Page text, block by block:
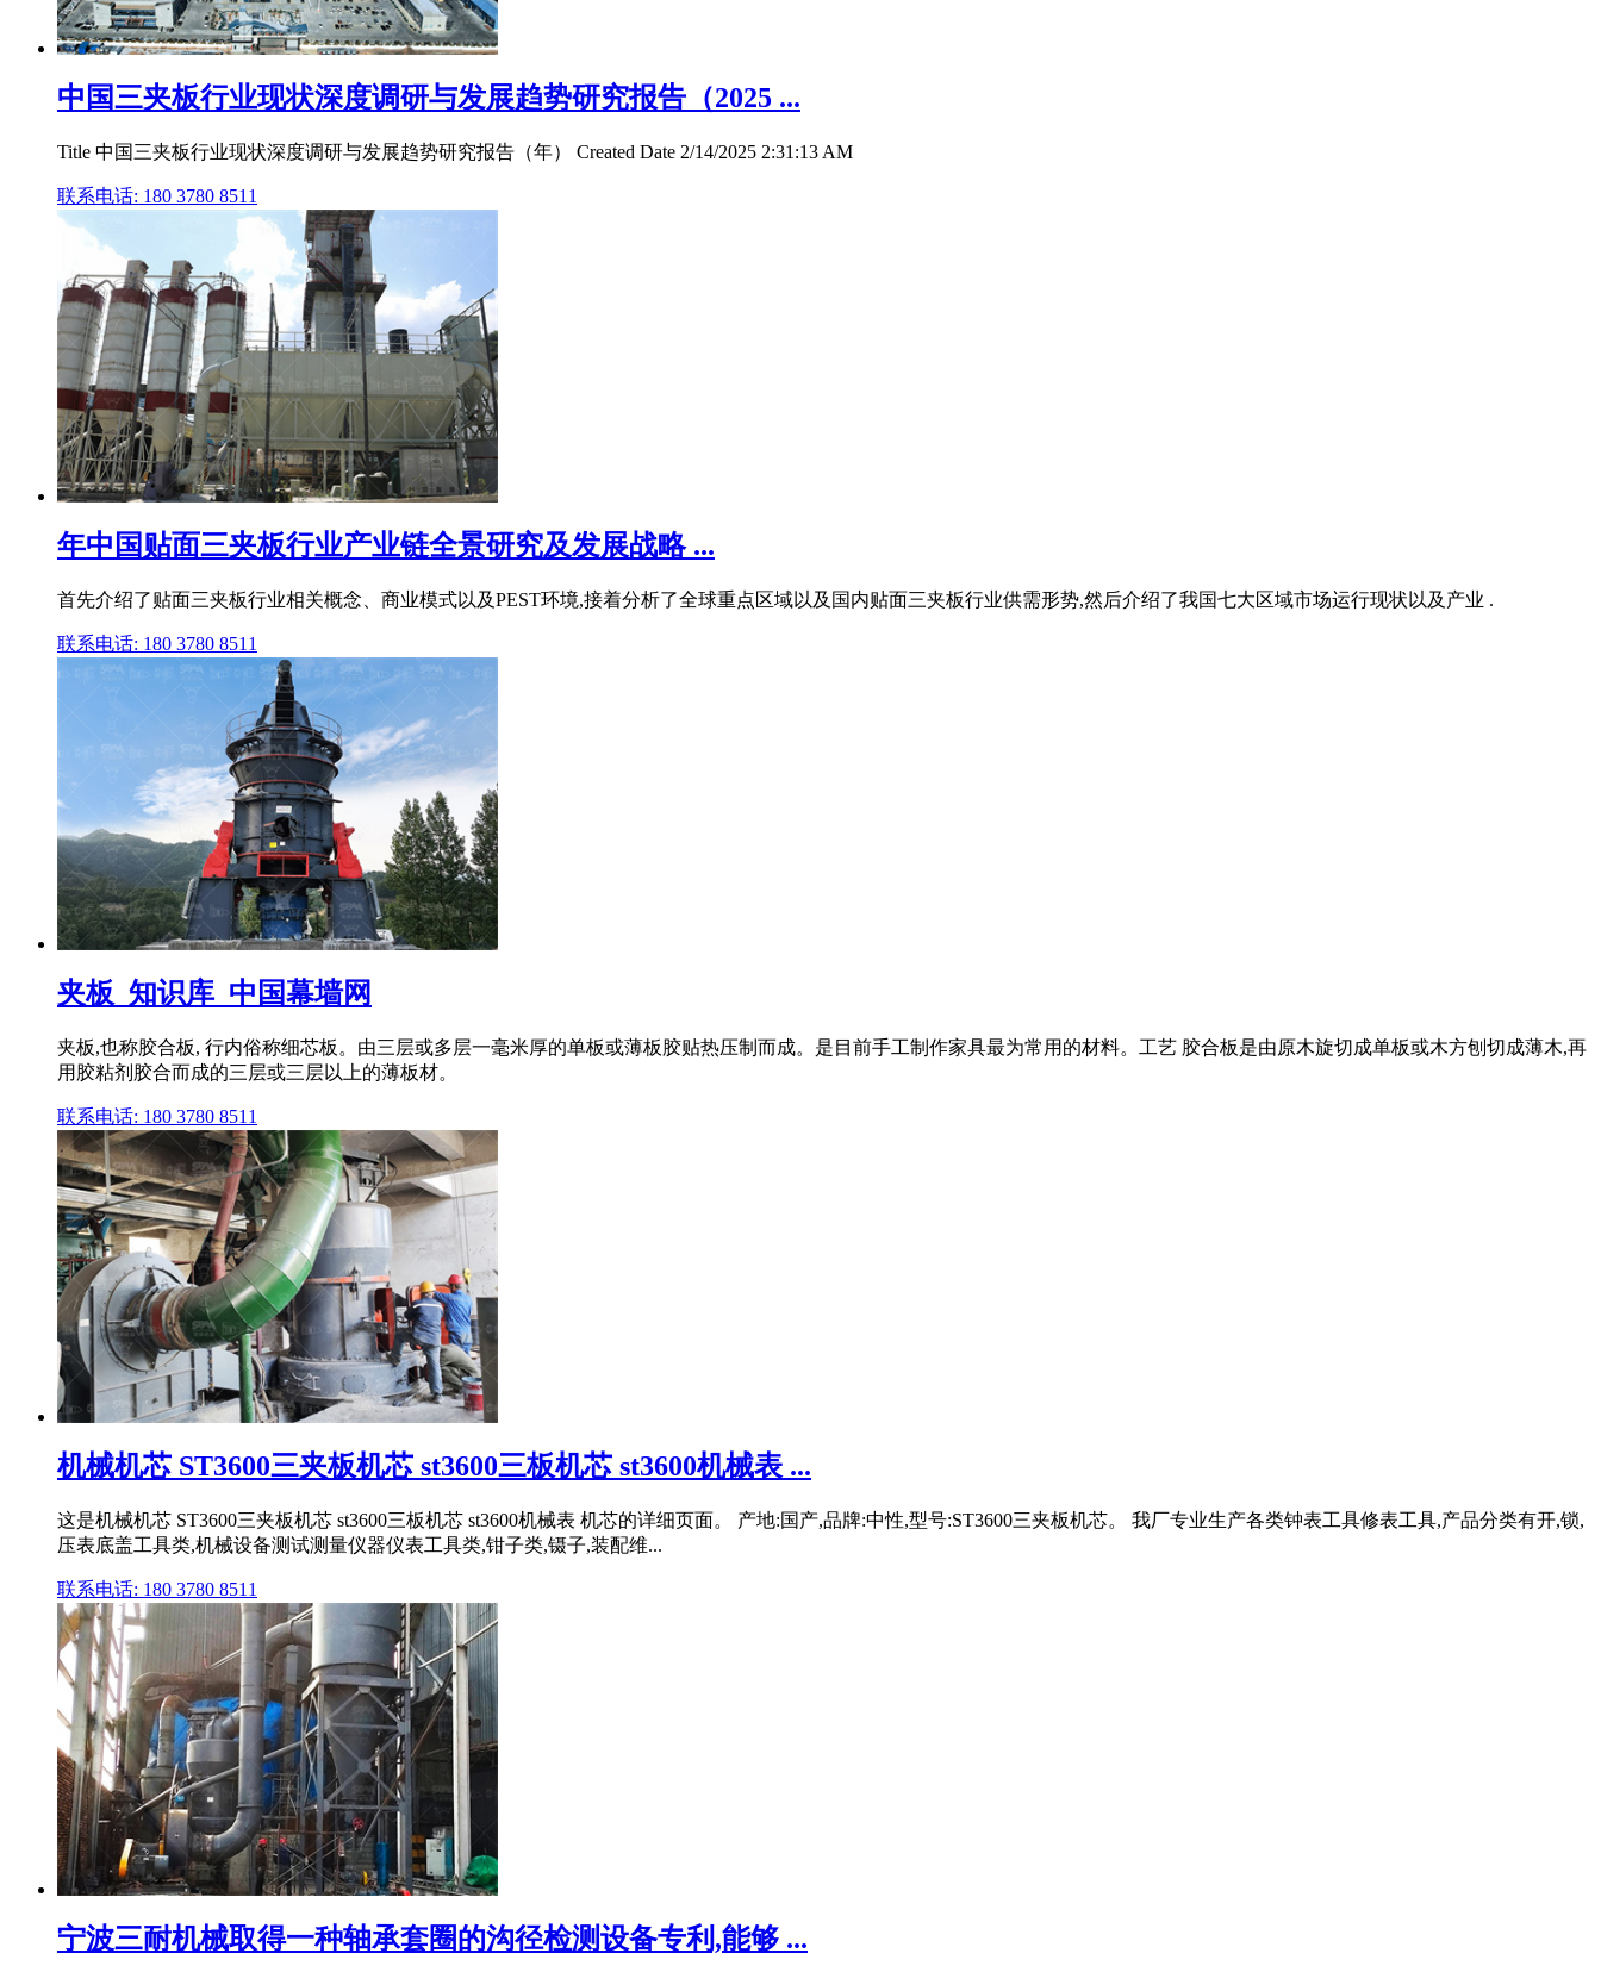
中国三夹板行业现状深度调研与发展趋势研究报告（2025 ...
Title 中国三夹板行业现状深度调研与发展趋势研究报告（年） Created Date 2/14/2025 2:31:13 AM
联系电话: 180 3780 8511
年中国贴面三夹板行业产业链全景研究及发展战略 ...
首先介绍了贴面三夹板行业相关概念、商业模式以及PEST环境,接着分析了全球重点区域以及国内贴面三夹板行业供需形势,然后介绍了我国七大区域市场运行现状以及产业 .
联系电话: 180 3780 8511
夹板_知识库_中国幕墙网
夹板,也称胶合板, 行内俗称细芯板。由三层或多层一毫米厚的单板或薄板胶贴热压制而成。是目前手工制作家具最为常用的材料。工艺 胶合板是由原木旋切成单板或木方刨切成薄木,再
用胶粘剂胶合而成的三层或三层以上的薄板材。
联系电话: 180 3780 8511
机械机芯 ST3600三夹板机芯 st3600三板机芯 st3600机械表 ...
这是机械机芯 ST3600三夹板机芯 st3600三板机芯 st3600机械表 机芯的详细页面。 产地:国产,品牌:中性,型号:ST3600三夹板机芯。 我厂专业生产各类钟表工具修表工具,产品分类有开,锁,
压表底盖工具类,机械设备测试测量仪器仪表工具类,钳子类,镊子,装配维...
联系电话: 180 3780 8511
宁波三耐机械取得一种轴承套圈的沟径检测设备专利,能够 ...